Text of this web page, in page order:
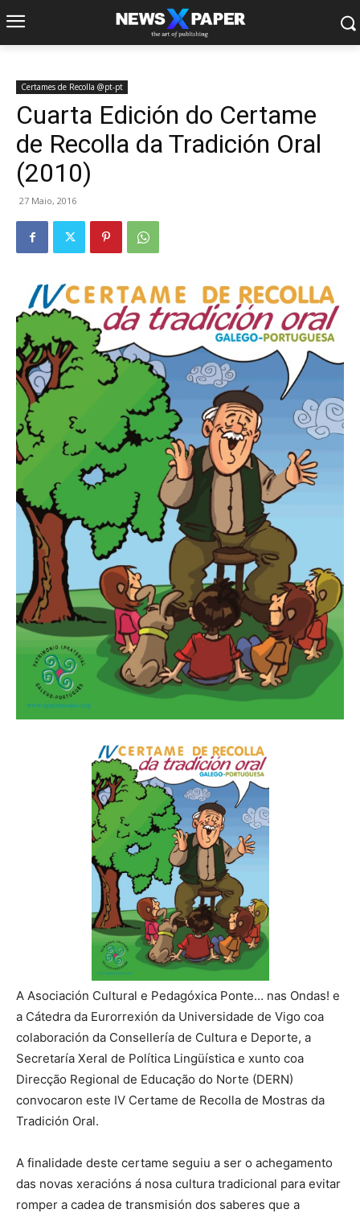
Certames de Recolla @pt-pt
Cuarta Edición do Certame
de Recolla da Tradición Oral
(2010)
27 Maio, 2016
A Asociación Cultural e Pedagóxica Ponte… nas Ondas! e
a Cátedra da Eurorrexión da Universidade de Vigo coa
colaboración da Consellería de Cultura e Deporte, a
Secretaría Xeral de Política Lingüística e xunto coa
Direcção Regional de Educação do Norte (DERN)
convocaron este IV Certame de Recolla de Mostras da
Tradición Oral.
A finalidade deste certame seguiu a ser o achegamento
das novas xeracións á nosa cultura tradicional para evitar
romper a cadea de transmisión dos saberes que a